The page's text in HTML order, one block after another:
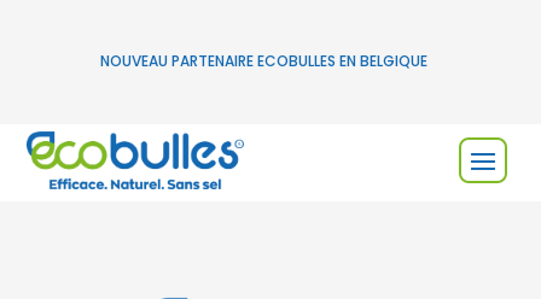
NOUVEAU PARTENAIRE ECOBULLES EN BELGIQUE